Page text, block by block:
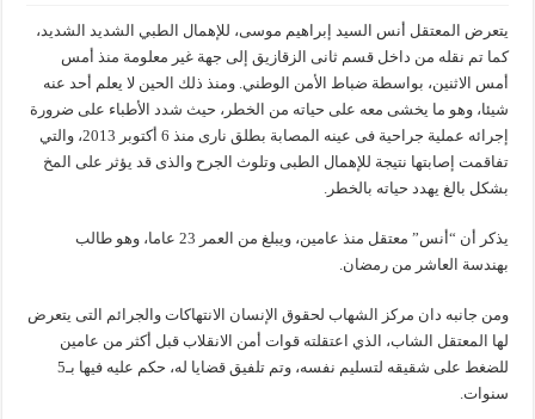
يتعرض المعتقل أنس السيد إبراهيم موسى، للإهمال الطبي الشديد الشديد،
كما تم نقله من داخل قسم ثانى الزقازيق إلى جهة غير معلومة منذ أمس
أمس الاثنين، بواسطة ضباط الأمن الوطني. ومنذ ذلك الحين لا يعلم أحد عنه
شيئا، وهو ما يخشى معه على حياته من الخطر، حيث شدد الأطباء على ضرورة
إجرائه عملية جراحية فى عينه المصابة بطلق نارى منذ 6 أكتوبر 2013، والتي
تفاقمت إصابتها نتيجة للإهمال الطبى وتلوث الجرح والذى قد يؤثر على المخ
بشكل بالغ يهدد حياته بالخطر.
يذكر أن “أنس” معتقل منذ عامين، ويبلغ من العمر 23 عاما، وهو طالب
بهندسة العاشر من رمضان.
ومن جانبه دان مركز الشهاب لحقوق الإنسان الانتهاكات والجرائم التى يتعرض
لها المعتقل الشاب، الذي اعتقلته قوات أمن الانقلاب قبل أكثر من عامين
للضغط على شقيقه لتسليم نفسه، وتم تلفيق قضايا له، حكم عليه فيها بـ5
سنوات.